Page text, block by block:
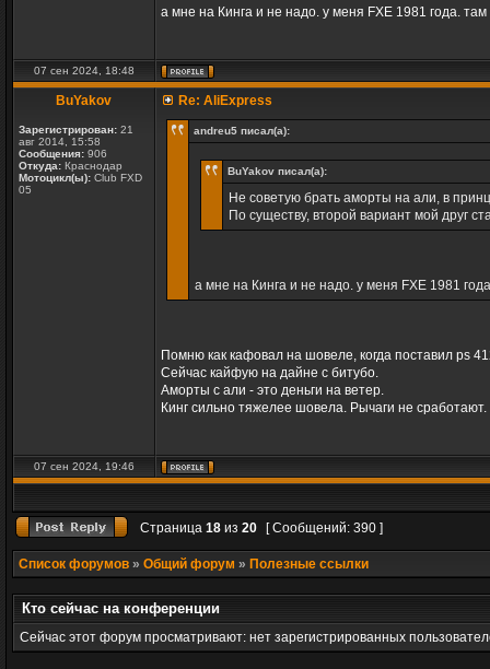
а мне на Кинга и не надо. у меня FXЕ 1981 года.
07 сен 2024, 18:48
BuYakov
Зарегистрирован: 21
авг 2014, 15:58
Сообщения: 906
Откуда: Краснодар
Мотоцикл(ы): Club FXD
05
Re: AliExpress
andreu5 писал(а):
BuYakov писал(а):
Не советую брать аморты на али, в
По существу, второй вариант мой друг
а мне на Кинга и не надо. у меня FXЕ 1981
Помню как кафовал на шовеле, когда поставил ps
Сейчас кайфую на дайне с битубо.
Аморты с али - это деньги на ветер.
Кинг сильно тяжелее шовела. Рычаги не
07 сен 2024, 19:46
Страница 18 из 20 [ Сообщений: 390 ]
Список форумов » Общий форум » Полезные ссылки
Кто сейчас на конференции
Сейчас этот форум просматривают: нет зарегистрированных